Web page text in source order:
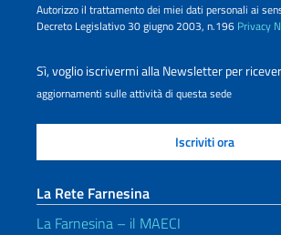
Autorizzo il trattamento dei miei dati personali ai
Decreto Legislativo 30 giugno 2003, n.196 Privacy
Sì, voglio iscrivermi alla Newsletter per
aggiornamenti sulle attività di questa sede
La Rete Farnesina
La Farnesina – il MAECI